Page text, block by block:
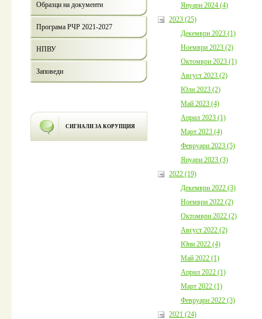
Образци на документи
Програма РЧР 2021-2027
НПВУ
Заповеди
СИГНАЛИ ЗА КОРУПЦИЯ
Януари 2024 (4)
2023 (25)
Декември 2023 (1)
Ноември 2023 (2)
Октомври 2023 (1)
Август 2023 (2)
Юли 2023 (2)
Май 2023 (4)
Април 2023 (1)
Март 2023 (4)
Февруари 2023 (5)
Януари 2023 (3)
2022 (19)
Декември 2022 (3)
Ноември 2022 (2)
Октомври 2022 (2)
Август 2022 (2)
Юни 2022 (4)
Май 2022 (1)
Април 2022 (1)
Март 2022 (1)
Февруари 2022 (3)
2021 (24)